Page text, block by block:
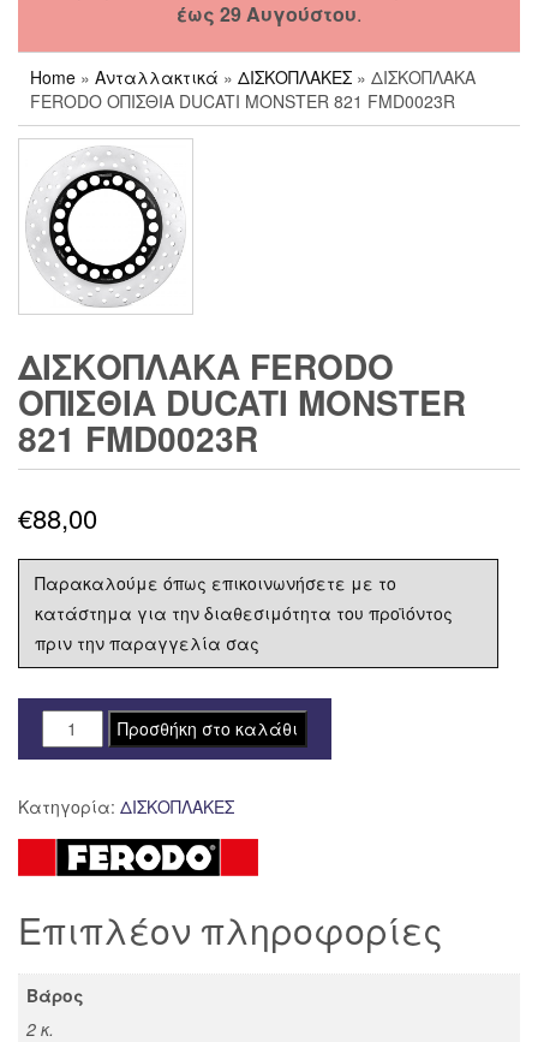
έως 29 Αυγούστου.
Home » Ανταλλακτικά » ΔΙΣΚΟΠΛΑΚΕΣ » ΔΙΣΚΟΠΛΑΚΑ
FERODO ΟΠΙΣΘΙΑ DUCATI MONSTER 821 FMD0023R
ΔΙΣΚΟΠΛΑΚΑ FERODO
ΟΠΙΣΘΙΑ DUCATI MONSTER
821 FMD0023R
€88,00
Παρακαλούμε όπως επικοινωνήσετε με το
κατάστημα για την διαθεσιμότητα του προϊόντος
πριν την παραγγελία σας
ΔΙΣΚΟΠΛΑΚΑ
FERODO
DUCATI
MONSTER
821
ποσότητα
Προσθήκη στο καλάθι
Κατηγορία: ΔΙΣΚΟΠΛΑΚΕΣ
Επιπλέον πληροφορίες
Βάρος
2 κ.